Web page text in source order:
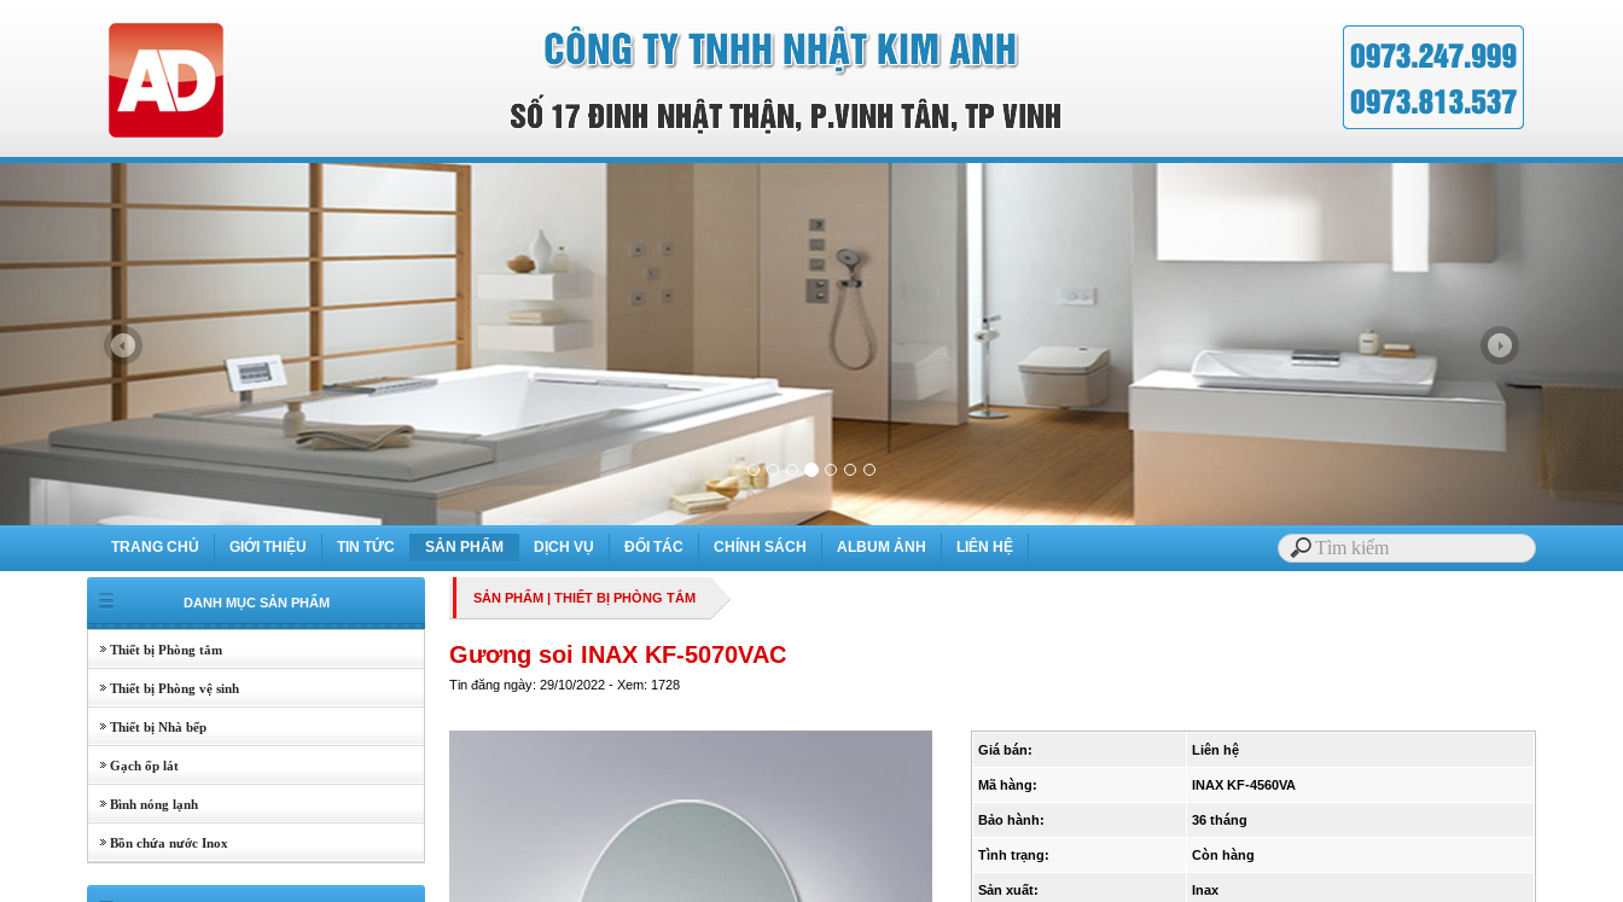
TRANG CHỦ GIỚI THIỆU TIN TỨC SẢN PHẨM DỊCH VỤ ĐỐI TÁC CHÍNH SÁCH ALBUM ẢNH LIÊN HỆ
DANH MỤC SẢN PHẨM
Thiết bị Phòng tắm
Thiết bị Phòng vệ sinh
Thiết bị Nhà bếp
Gạch ốp lát
Bình nóng lạnh
Bồn chứa nước Inox
SẢN PHẨM | THIẾT BỊ PHÒNG TẮM
Gương soi INAX KF-5070VAC
Tin đăng ngày: 29/10/2022 - Xem: 1728
Giá bán: Liên hệ
Mã hàng: INAX KF-4560VA
Bảo hành: 36 tháng
Tình trạng: Còn hàng
Sản xuất: Inax